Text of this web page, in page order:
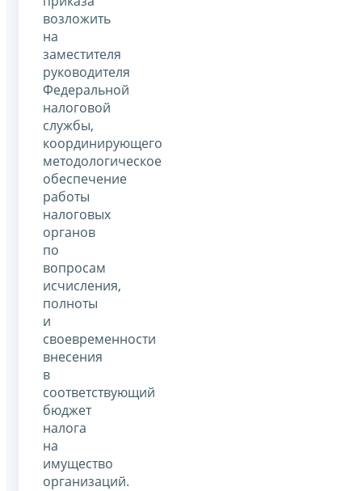
возложить
на
заместителя
руководителя
Федеральной
налоговой
службы,
координирующего
методологическое
обеспечение
работы
налоговых
органов
по
вопросам
исчисления,
полноты
и
своевременности
внесения
в
соответствующий
бюджет
налога
на
имущество
организаций.